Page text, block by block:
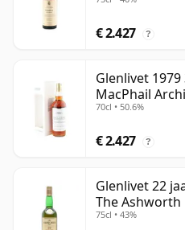
€ 2.427 ?
Glenlivet
MacPhail
70cl • 50.6%
€ 2.427 ?
Glenlivet 22
The Ashworth
75cl • 43%